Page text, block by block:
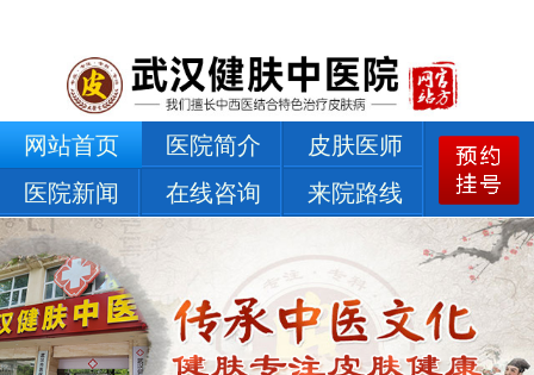
网站首页 医院简介
皮肤医师
医院新闻
在线咨询 来院路线